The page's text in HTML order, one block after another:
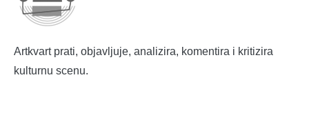
Artkvart prati, objavljuje, analizira, komentira i kritizira
kulturnu scenu.